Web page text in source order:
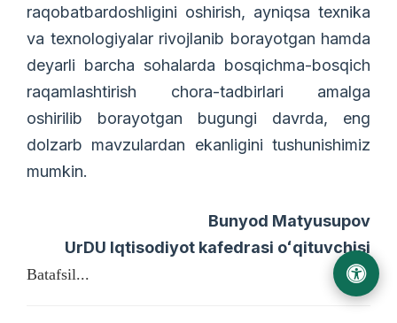
raqobatbardoshligini oshirish, ayniqsa texnika
va texnologiyalar rivojlanib borayotgan hamda
deyarli barcha sohalarda bosqichma-bosqich
raqamlashtirish chora-tadbirlari amalga
oshirilib borayotgan bugungi davrda, eng
dolzarb mavzulardan ekanligini tushunishimiz
mumkin.
Bunyod Matyusupov
UrDU Iqtisodiyot kafedrasi oʻqituvchisi
Batafsil...